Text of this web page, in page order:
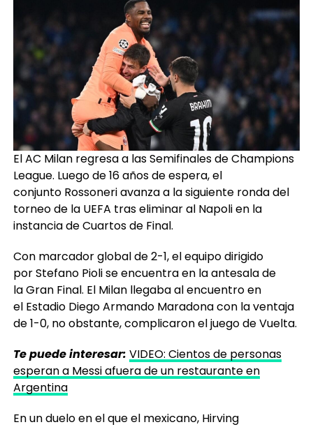
El AC Milan regresa a las Semifinales de Champions
League. Luego de 16 años de espera, el
conjunto Rossoneri avanza a la siguiente ronda del
torneo de la UEFA tras eliminar al Napoli en la
instancia de Cuartos de Final.
Con marcador global de 2-1, el equipo dirigido
por Stefano Pioli se encuentra en la antesala de
la Gran Final. El Milan llegaba al encuentro en
el Estadio Diego Armando Maradona con la ventaja
de 1-0, no obstante, complicaron el juego de Vuelta.
Te puede interesar:VIDEO: Cientos de personas
esperan a Messi afuera de un restaurante en
Argentina
En un duelo en el que el mexicano, Hirving
Lozano tuvo que iniciar desde la banca, el cuadro